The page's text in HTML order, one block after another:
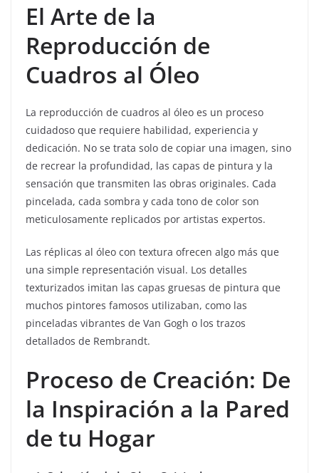
El Arte de la
Reproducción de
Cuadros al Óleo
La reproducción de cuadros al óleo es un proceso
cuidadoso que requiere habilidad, experiencia y
dedicación. No se trata solo de copiar una imagen, sino
de recrear la profundidad, las capas de pintura y la
sensación que transmiten las obras originales. Cada
pincelada, cada sombra y cada tono de color son
meticulosamente replicados por artistas expertos.
Las réplicas al óleo con textura ofrecen algo más que
una simple representación visual. Los detalles
texturizados imitan las capas gruesas de pintura que
muchos pintores famosos utilizaban, como las
pinceladas vibrantes de Van Gogh o los trazos
detallados de Rembrandt.
Proceso de Creación: De
la Inspiración a la Pared
de tu Hogar